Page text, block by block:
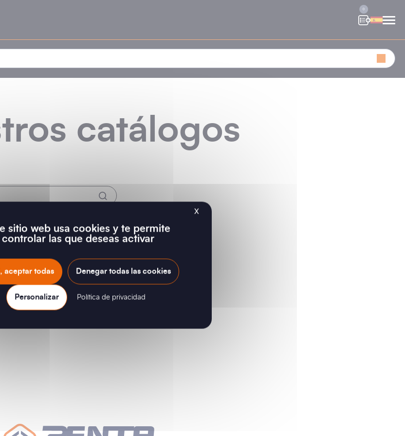
0
catálogos
X
sitio web usa cookies y te permite
controlar las que deseas activar
aceptar todas Denegar todas las cookies
Personalizar Política de privacidad